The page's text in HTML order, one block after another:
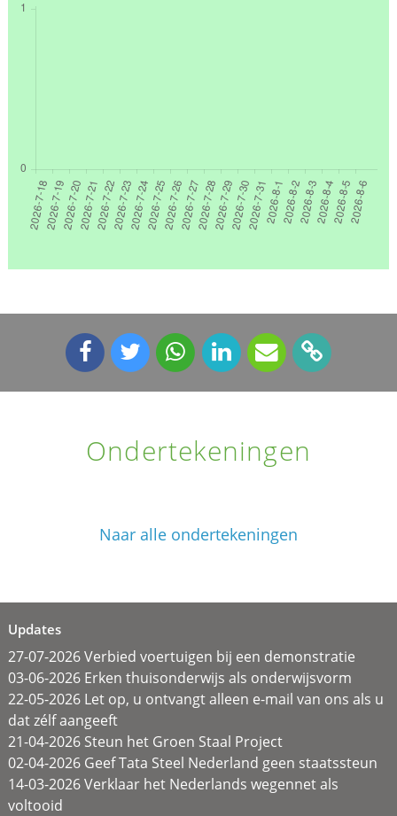
Ondertekeningen
Naar alle ondertekeningen
Updates
27-07-2026 Verbied voertuigen bij een demonstratie
03-06-2026 Erken thuisonderwijs als onderwijsvorm
22-05-2026 Let op, u ontvangt alleen e-mail van ons als u
dat zélf aangeeft
21-04-2026 Steun het Groen Staal Project
02-04-2026 Geef Tata Steel Nederland geen staatssteun
14-03-2026 Verklaar het Nederlands wegennet als
voltooid